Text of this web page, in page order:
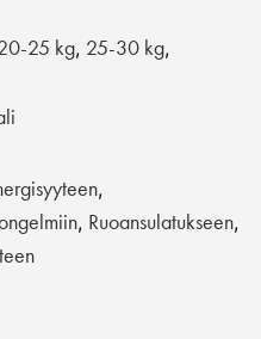
25 kg, 25-30 kg,
,
, Ruoansulatukseen,